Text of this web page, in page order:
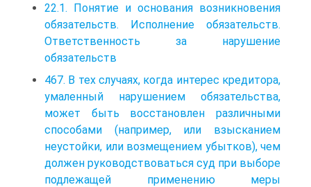
22.1. Понятие и основания возникновения
обязательств. Исполнение обязательств.
Ответственность за нарушение
обязательств
467. В тех случаях, когда интерес кредитора,
умаленный нарушением обязательства,
может быть восстановлен различными
способами (например, или взысканием
неустойки, или возмещением убытков), чем
должен руководствоваться суд при выборе
подлежащей применению меры